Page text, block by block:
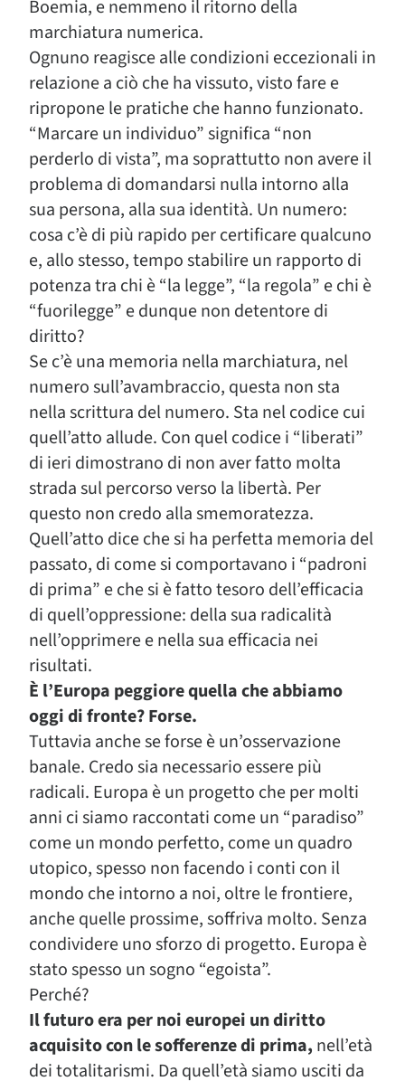
Boemia, e nemmeno il ritorno della
marchiatura numerica.
Ognuno reagisce alle condizioni eccezionali in
relazione a ciò che ha vissuto, visto fare e
ripropone le pratiche che hanno funzionato.
“Marcare un individuo” significa “non
perderlo di vista”, ma soprattutto non avere il
problema di domandarsi nulla intorno alla
sua persona, alla sua identità. Un numero:
cosa c’è di più rapido per certificare qualcuno
e, allo stesso, tempo stabilire un rapporto di
potenza tra chi è “la legge”, “la regola” e chi è
“fuorilegge” e dunque non detentore di
diritto?
Se c’è una memoria nella marchiatura, nel
numero sull’avambraccio, questa non sta
nella scrittura del numero. Sta nel codice cui
quell’atto allude. Con quel codice i “liberati”
di ieri dimostrano di non aver fatto molta
strada sul percorso verso la libertà. Per
questo non credo alla smemoratezza.
Quell’atto dice che si ha perfetta memoria del
passato, di come si comportavano i “padroni
di prima” e che si è fatto tesoro dell’efficacia
di quell’oppressione: della sua radicalità
nell’opprimere e nella sua efficacia nei
risultati.
È l’Europa peggiore quella che abbiamo
oggi di fronte? Forse.
Tuttavia anche se forse è un’osservazione
banale. Credo sia necessario essere più
radicali. Europa è un progetto che per molti
anni ci siamo raccontati come un “paradiso”
come un mondo perfetto, come un quadro
utopico, spesso non facendo i conti con il
mondo che intorno a noi, oltre le frontiere,
anche quelle prossime, soffriva molto. Senza
condividere uno sforzo di progetto. Europa è
stato spesso un sogno “egoista”.
Perché?
Il futuro era per noi europei un diritto
acquisito con le sofferenze di prima, nell’età
dei totalitarismi. Da quell’età siamo usciti da